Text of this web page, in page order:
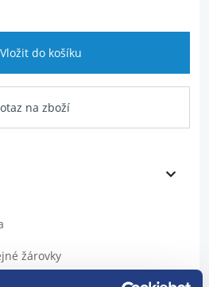
Vložit do košíku
na zboží
žárovky